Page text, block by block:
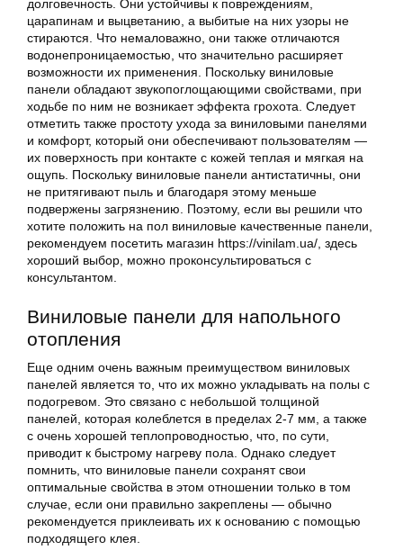
долговечность. Они устойчивы к повреждениям,
царапинам и выцветанию, а выбитые на них узоры не
стираются. Что немаловажно, они также отличаются
водонепроницаемостью, что значительно расширяет
возможности их применения. Поскольку виниловые
панели обладают звукопоглощающими свойствами, при
ходьбе по ним не возникает эффекта грохота. Следует
отметить также простоту ухода за виниловыми панелями
и комфорт, который они обеспечивают пользователям —
их поверхность при контакте с кожей теплая и мягкая на
ощупь. Поскольку виниловые панели антистатичны, они
не притягивают пыль и благодаря этому меньше
подвержены загрязнению. Поэтому, если вы решили что
хотите положить на пол виниловые качественные панели,
рекомендуем посетить магазин https://vinilam.ua/, здесь
хороший выбор, можно проконсультироваться с
консультантом.
Виниловые панели для напольного
отопления
Еще одним очень важным преимуществом виниловых
панелей является то, что их можно укладывать на полы с
подогревом. Это связано с небольшой толщиной
панелей, которая колеблется в пределах 2-7 мм, а также
с очень хорошей теплопроводностью, что, по сути,
приводит к быстрому нагреву пола. Однако следует
помнить, что виниловые панели сохранят свои
оптимальные свойства в этом отношении только в том
случае, если они правильно закреплены — обычно
рекомендуется приклеивать их к основанию с помощью
подходящего клея.